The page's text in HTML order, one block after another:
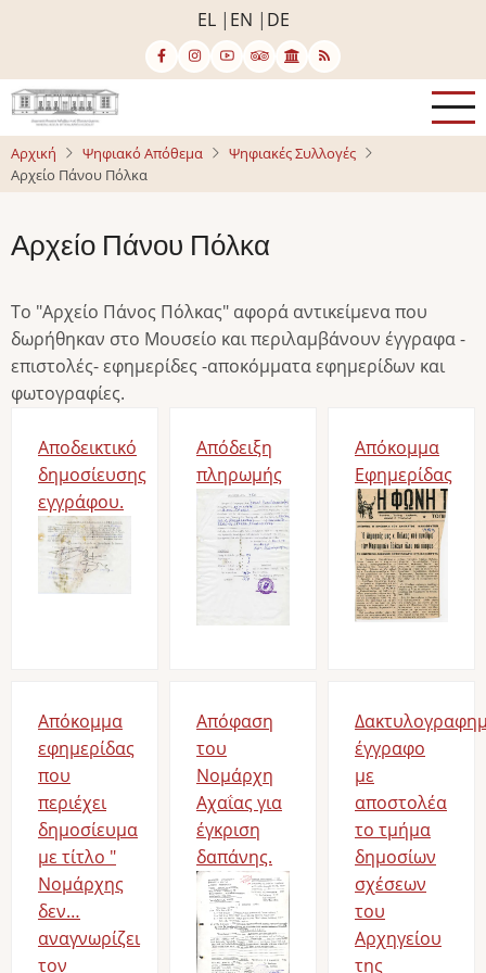
κυρίως
περιεχόμενο
EL EN DE
Αρχική Ψηφιακό Απόθεμα
Ψηφιακές Συλλογές
Αρχείο Πάνου Πόλκα
Αρχείο Πάνου Πόλκα
Το "Αρχείο Πάνος Πόλκας" αφορά αντικείμενα που
δωρήθηκαν στο Μουσείο και περιλαμβάνουν έγγραφα -
επιστολές- εφημερίδες -αποκόμματα εφημερίδων και
φωτογραφίες.
Αποδεικτικό
δημοσίευσης
εγγράφου.
Απόδειξη
πληρωμής
Απόκομμα
Εφημερίδας
Απόκομμα
εφημερίδας
που
περιέχει
δημοσίευμα
με τίτλο "
Νομάρχης
δεν…
αναγνωρίζει
τον
Απόφαση
του
Νομάρχη
Αχαΐας για
έγκριση
δαπάνης.
έγγραφο
με
αποστολέα
το τμήμα
δημοσίων
σχέσεων
του
Αρχηγείου
της